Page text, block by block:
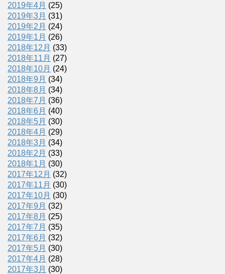
2019年4月 (25)
2019年3月 (31)
2019年2月 (24)
2019年1月 (26)
2018年12月 (33)
2018年11月 (27)
2018年10月 (24)
2018年9月 (34)
2018年8月 (34)
2018年7月 (36)
2018年6月 (40)
2018年5月 (30)
2018年4月 (29)
2018年3月 (34)
2018年2月 (33)
2018年1月 (30)
2017年12月 (32)
2017年11月 (30)
2017年10月 (30)
2017年9月 (32)
2017年8月 (25)
2017年7月 (35)
2017年6月 (32)
2017年5月 (30)
2017年4月 (28)
2017年3月 (30)